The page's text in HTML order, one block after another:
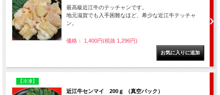
最高級近江牛のテッチャンです。
地元滋賀でも入手困難なほど、希少な近江牛テッチャ
ン。
価格： 1,400円(税抜 1,296円)
【冷凍】
近江牛センマイ 200ｇ （真空パック）